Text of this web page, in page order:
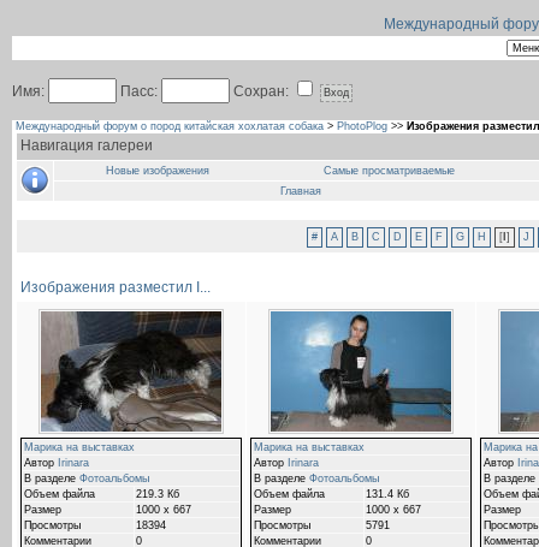
Международный
Имя: Пасс: Сохран:
Международный форум о пород китайская хохлатая собака > PhotoPlog >> Изображения
Навигация галереи
Новые изображения
Самые просматриваемые
Главная
# A B C D E F G H [ ] J
Изображения разместил I...
Марика на выставках
Автор Irinara
В разделе Фотоальбомы
Объем файла
219.3 Кб
Размер
1000 x 667
Просмотры
18394
Комментарии
0
Марика на выставках
Автор Irinara
В разделе Фотоальбомы
Объем файла
131.4 Кб
Размер
1000 x 667
Просмотры
5791
Комментарии
0
Марика
Автор
В разделе
Объем
Размер
Просмотры